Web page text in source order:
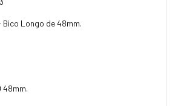
Longo de 48mm.
48mm.